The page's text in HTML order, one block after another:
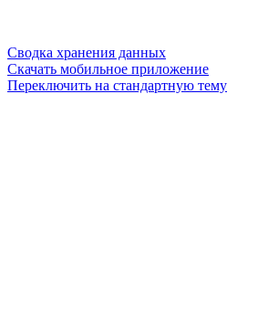
Сводка хранения данных
Скачать мобильное приложение
Переключить на стандартную тему